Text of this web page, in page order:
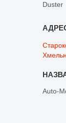
Duster
Auto-